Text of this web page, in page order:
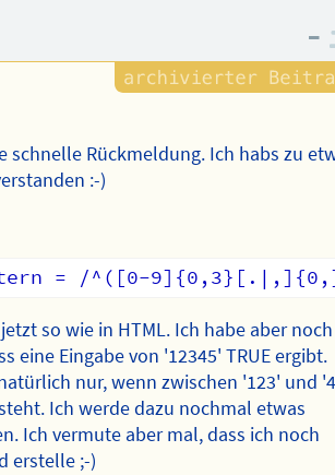
–
schnelle Rückmeldung. Ich habs zu
:-)
so wie in HTML. Ich habe aber noch
eine Eingabe von '12345' TRUE ergibt.
nur, wenn zwischen '123' und
Ich werde dazu nochmal etwas
Ich vermute aber mal, dass ich noch
erstelle ;-)